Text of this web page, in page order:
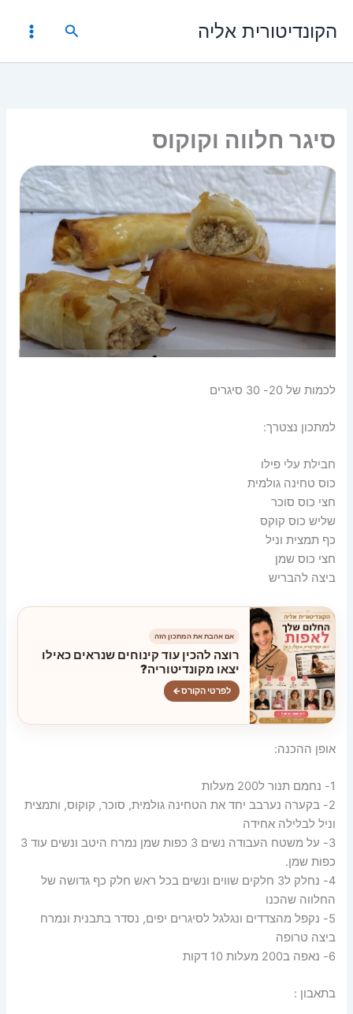
לתוכןהקונדיטורית אליה חיפוש
סיגר חלווה וקוקוס
לכמות של 20- 30 סיגרים
למתכון נצטרך:
חבילת עלי פילו
כוס טחינה גולמית
חצי כוס סוכר
שליש כוס קוקס
כף תמצית וניל
חצי כוס שמן
ביצה להבריש
אם אהבת את המתכון הזה
רוצה להכין עוד קינוחים שנראים כאילו
יצאו מקונדיטוריה?
לפרטי הקורס←
אופן ההכנה:
1- נחמם תנור ל200 מעלות
2- בקערה נערבב יחד את הטחינה גולמית, סוכר, קוקוס, ותמצית
וניל לבלילה אחידה
3- על משטח העבודה נשים 3 כפות שמן נמרח היטב ונשים עוד 3
כפות שמן.
4- נחלק ל3 חלקים שווים ונשים בכל ראש חלק כף גדושה של
החלווה שהכנו
5- נקפל מהצדדים ונגלגל לסיגרים יפים, נסדר בתבנית ונמרח
ביצה טרופה
6- נאפה ב200 מעלות 10 דקות
בתאבון :